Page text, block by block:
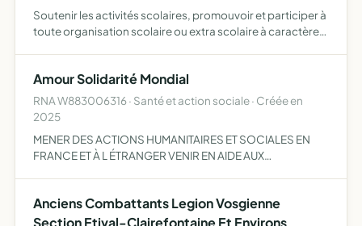
Soutenir les activités scolaires, promouvoir et participer à
toute organisation scolaire ou extra scolaire à caractère
Amour Solidarité Mondial
RNA W883006316 · Santé et action sociale · Créée en
2025
MENER DES ACTIONS HUMANITAIRES ET SOCIALES EN
FRANCE ET À L ÉTRANGER VENIR EN AIDE AUX
COLLECTES DE FONDS POUR SOUTENIR DES
BÉNÉFICIAIRES E…
Anciens Combattants Legion Vosgienne
Section Etival-Clairefontaine Et Environs